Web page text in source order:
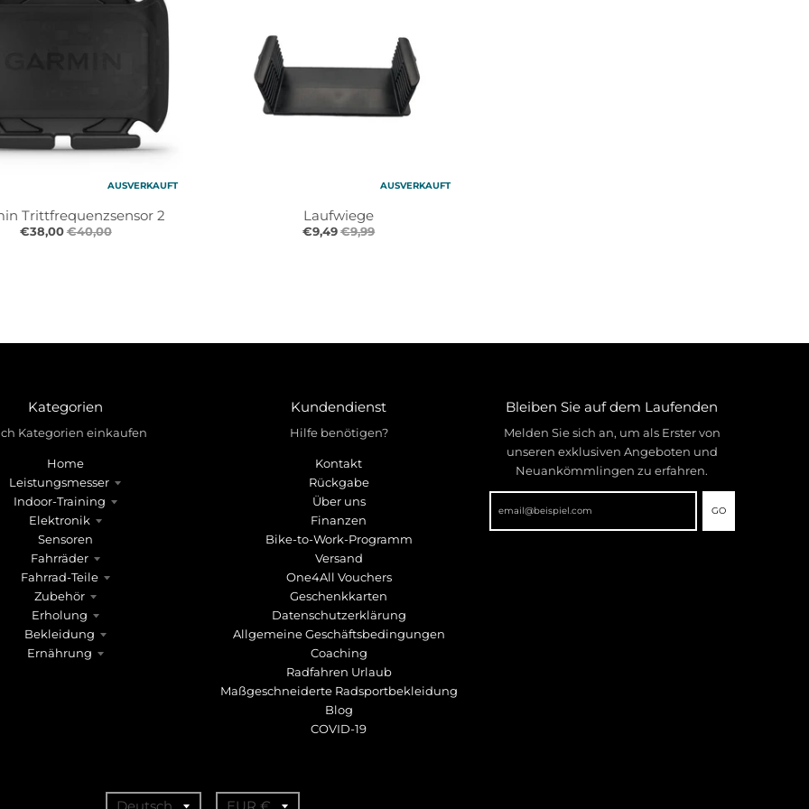
AUSVERKAUFT
Trittfrequenzsensor 2
€38,00€40,00
AUSVERKAUFT
Laufwiege
€9,49 €9,99
Kategorien
Kategorien einkaufen
Home
Leistungsmesser
Indoor-Training
Elektronik
Sensoren
Fahrräder
Fahrrad-Teile
Zubehör
Erholung
Bekleidung
Ernährung
Kundendienst
Hilfe benötigen?
Kontakt
Rückgabe
Über uns
Finanzen
Bike-to-Work-Programm
Versand
One4All Vouchers
Geschenkkarten
Datenschutzerklärung
Allgemeine Geschäftsbedingungen
Coaching
Radfahren Urlaub
Maßgeschneiderte Radsportbekleidung
Blog
COVID-19
Bleiben Sie auf dem Laufenden
Melden Sie sich an, um als Erster von
unseren exklusiven Angeboten und
Neuankömmlingen zu erfahren.
GO